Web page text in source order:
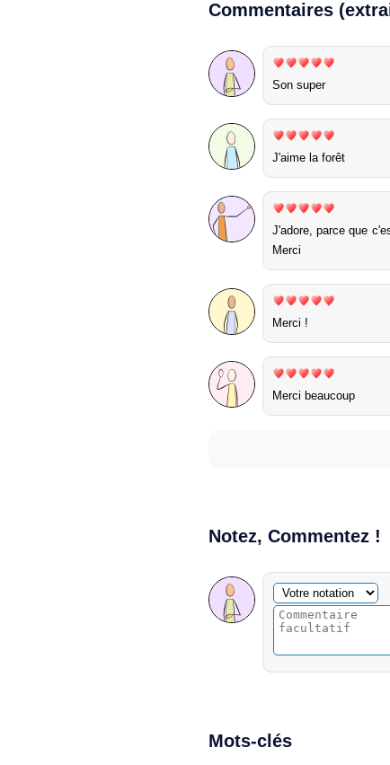
Commentaires
Son super
J'aime la forêt
J'adore, parce que
Merci
Merci !
Merci beaucoup
Notez, Commentez !
Commentaire facultatif
Votre notation
Mots-clés